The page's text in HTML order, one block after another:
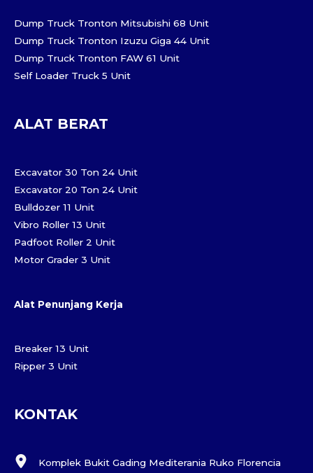
Dump Truck Tronton Mitsubishi 68 Unit
Dump Truck Tronton Izuzu Giga 44 Unit
Dump Truck Tronton FAW 61 Unit
Self Loader Truck 5 Unit
ALAT BERAT
Excavator 30 Ton 24 Unit
Excavator 20 Ton 24 Unit
Bulldozer 11 Unit
Vibro Roller 13 Unit
Padfoot Roller 2 Unit
Motor Grader 3 Unit
Alat Penunjang Kerja
Breaker 13 Unit
Ripper 3 Unit
KONTAK
Komplek Bukit Gading Mediterania Ruko Florencia